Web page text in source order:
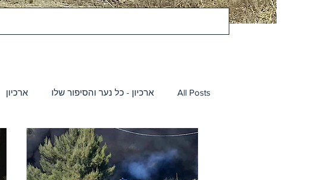
All Posts ארכיון - כל נער והסיפור שלו ארכיון
דטה הגדה המערבית דטה רצועת עזה